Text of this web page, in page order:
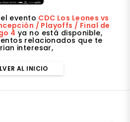
evento CDC Los Leones vs
/ Playoffs / Final de
4 ya no está disponible,
relacionados que te
interesar,
AL INICIO